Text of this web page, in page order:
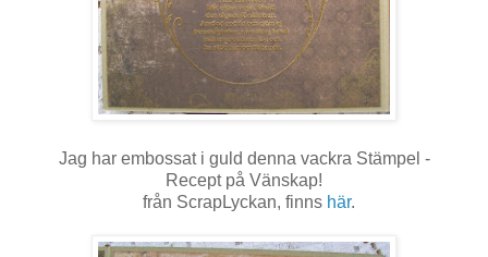
Jag har embossat i guld denna vackra Stämpel -
Recept på Vänskap!
från ScrapLyckan, finns här.